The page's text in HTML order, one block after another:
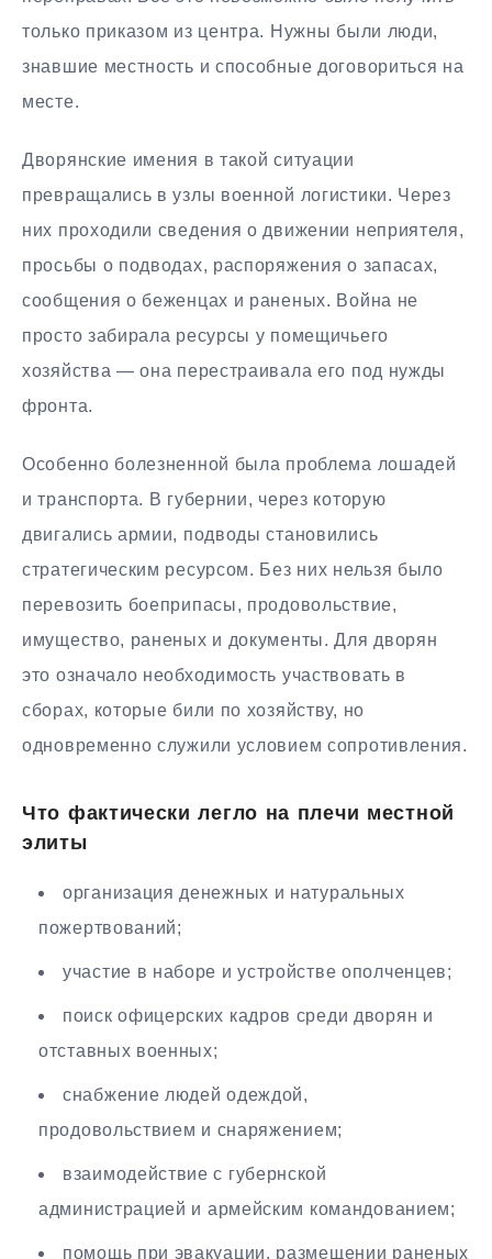
только приказом из центра. Нужны были люди,
знавшие местность и способные договориться на
месте.
Дворянские имения в такой ситуации
превращались в узлы военной логистики. Через
них проходили сведения о движении неприятеля,
просьбы о подводах, распоряжения о запасах,
сообщения о беженцах и раненых. Война не
просто забирала ресурсы у помещичьего
хозяйства — она перестраивала его под нужды
фронта.
Особенно болезненной была проблема лошадей
и транспорта. В губернии, через которую
двигались армии, подводы становились
стратегическим ресурсом. Без них нельзя было
перевозить боеприпасы, продовольствие,
имущество, раненых и документы. Для дворян
это означало необходимость участвовать в
сборах, которые били по хозяйству, но
одновременно служили условием сопротивления.
Что фактически легло на плечи местной
элиты
организация денежных и натуральных
пожертвований;
участие в наборе и устройстве ополченцев;
поиск офицерских кадров среди дворян и
отставных военных;
снабжение людей одеждой,
продовольствием и снаряжением;
взаимодействие с губернской
администрацией и армейским командованием;
помощь при эвакуации, размещении раненых